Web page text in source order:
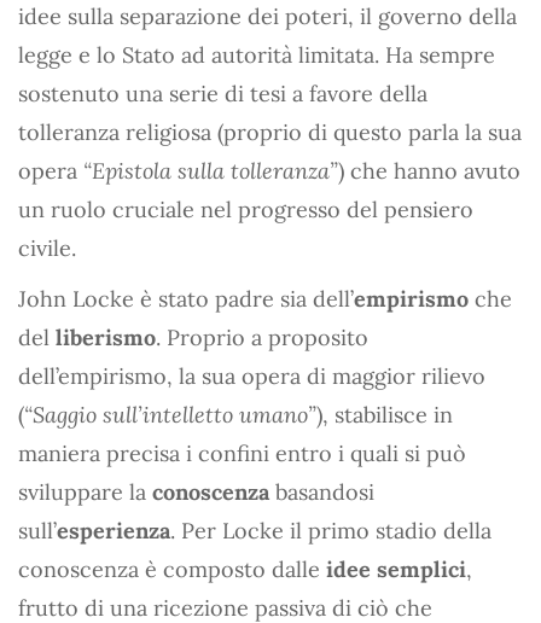
idee sulla separazione dei poteri, il governo della
legge e lo Stato ad autorità limitata. Ha sempre
sostenuto una serie di tesi a favore della
tolleranza religiosa (proprio di questo parla la sua
opera “Epistola sulla tolleranza”) che hanno avuto
un ruolo cruciale nel progresso del pensiero
civile.
John Locke è stato padre sia dell’empirismo che
del liberismo. Proprio a proposito
dell’empirismo, la sua opera di maggior rilievo
(“Saggio sull’intelletto umano”), stabilisce in
maniera precisa i confini entro i quali si può
sviluppare la conoscenza basandosi
sull’esperienza. Per Locke il primo stadio della
conoscenza è composto dalle idee semplici,
frutto di una ricezione passiva di ciò che